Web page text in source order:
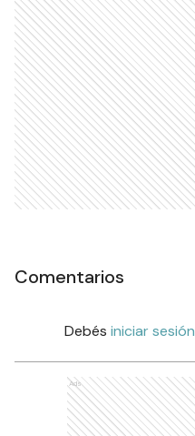
Comentarios
Debés iniciar sesión
Ads